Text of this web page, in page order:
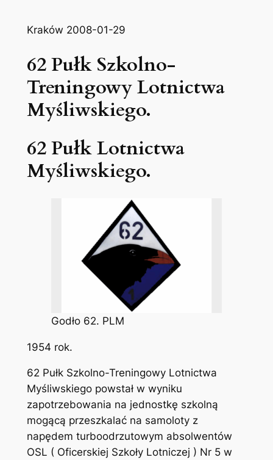
Kraków 2008-01-29
62 Pułk Szkolno-
Treningowy Lotnictwa
Myśliwskiego.
62 Pułk Lotnictwa
Myśliwskiego.
Godło 62. PLM
1954 rok.
62 Pułk Szkolno-Treningowy Lotnictwa
Myśliwskiego powstał w wyniku
zapotrzebowania na jednostkę szkolną
mogącą przeszkalać na samoloty z
napędem turboodrzutowym absolwentów
OSL ( Oficerskiej Szkoły Lotniczej ) Nr 5 w